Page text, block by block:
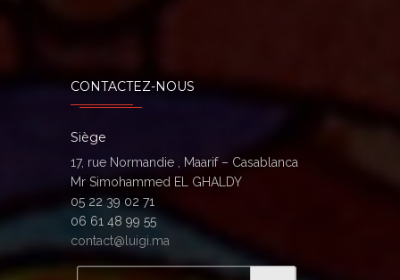
CONTACTEZ-NOUS
Siège
17, rue Normandie , Maarif – Casablanca
Mr Simohammed EL GHALDY
05 22 39 02 71
06 61 48 99 55
contact@luigi.ma